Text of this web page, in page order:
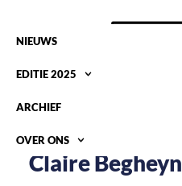
NIEUWS
EDITIE 2025
ARCHIEF
OVER ONS
Claire Begheyn